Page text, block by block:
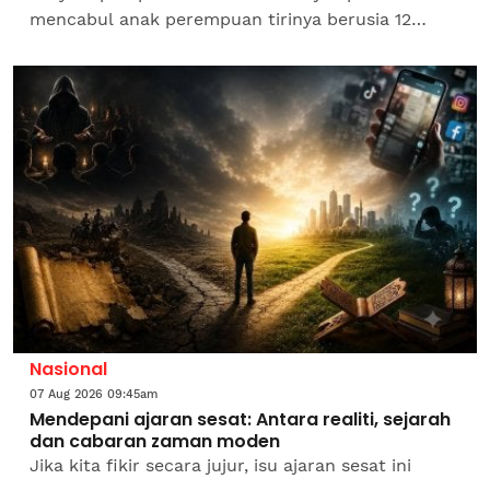
mencabul anak perempuan tirinya berusia 12
tahun,...
Nasional
07 Aug 2026 09:45am
Mendepani ajaran sesat: Antara realiti, sejarah
dan cabaran zaman moden
Jika kita fikir secara jujur, isu ajaran sesat ini